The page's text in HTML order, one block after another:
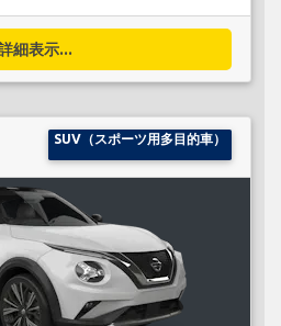
細表示...
SUV（スポーツ用多目的車）